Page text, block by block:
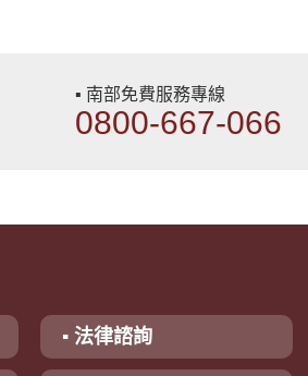
▪ 南部免費服務專線
0800-667-066
▪ 法律諮詢